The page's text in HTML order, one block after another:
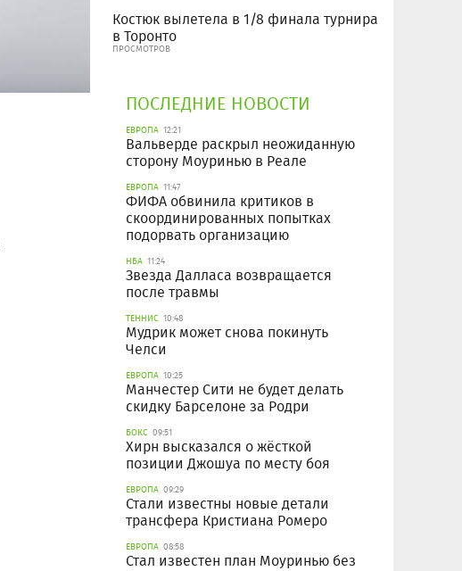
Костюк вылетела в 1/8 финала турнира
в Торонто
ПРОСМОТРОВ
ПОСЛЕДНИЕ НОВОСТИ
ЕВРОПА 12:21
Вальверде раскрыл неожиданную
сторону Моуринью в Реале
ЕВРОПА 11:47
ФИФА обвинила критиков в
скоординированных попытках
подорвать организацию
НБА 11:24
Звезда Далласа возвращается
после травмы
ТЕННИС 10:48
Мудрик может снова покинуть
Челси
ЕВРОПА 10:25
Манчестер Сити не будет делать
скидку Барселоне за Родри
БОКС 09:51
Хирн высказался о жёсткой
позиции Джошуа по месту боя
ЕВРОПА 09:29
Стали известны новые детали
трансфера Кристиана Ромеро
ЕВРОПА 08:58
Стал известен план Моуринью без